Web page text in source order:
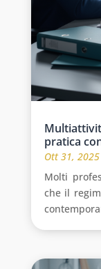
pratica
Ott 31, 2025
Molti
che il